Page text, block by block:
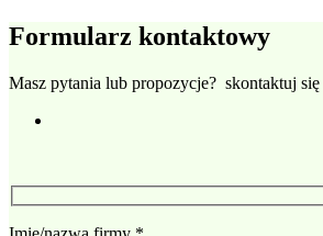
Formularz kontaktowy
Masz pytania lub propozycje? skontaktuj się